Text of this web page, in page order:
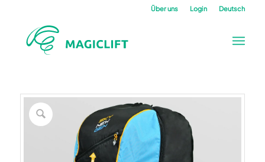
Über uns Login Deutsch